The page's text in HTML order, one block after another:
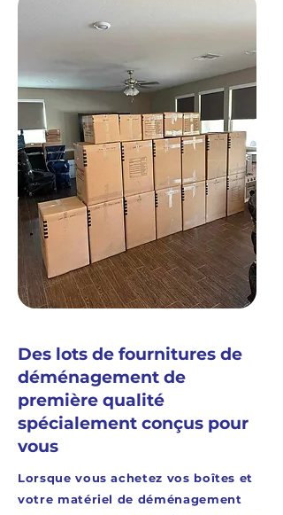
Des lots de fournitures de
déménagement de
première qualité
spécialement conçus pour
vous
Lorsque vous achetez vos boîtes et
votre matériel de déménagement